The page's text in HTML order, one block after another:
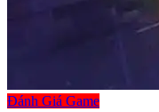
Đánh Giá Game